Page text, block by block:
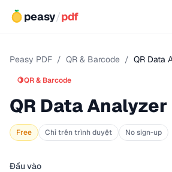
peasy/pdf
Peasy PDF / QR & Barcode / QR Data
🍋QR & Barcode
QR Data Analyzer
Free Chỉ trên trình duyệt No sign-up
Đầu vào